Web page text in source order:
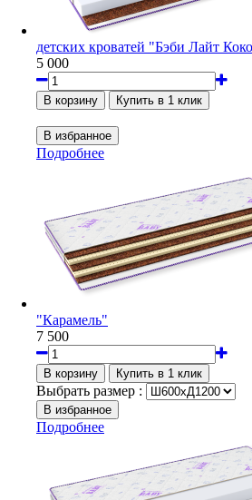
детских кроватей "Бэби Лайт
5 000
Подробнее
"Карамель"
7 500
Выбрать размер :
Подробнее